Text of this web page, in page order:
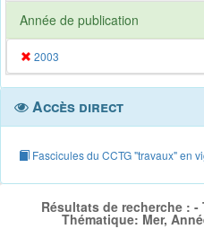
Année de publication
2003
Accès direct
Fascicules du CCTG "travaux" en
Résultats de recherche :
Thématique: Mer,